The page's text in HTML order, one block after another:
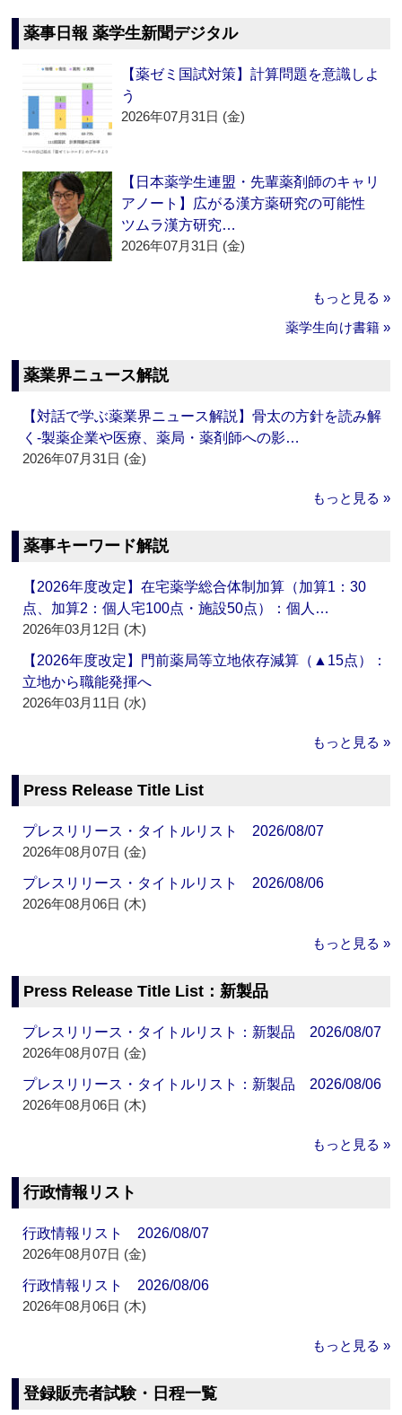
薬事日報 薬学生新聞デジタル
【薬ゼミ国試対策】計算問題を意識しよ
う
2026年07月31日 (金)
【日本薬学生連盟・先輩薬剤師のキャリ
アノート】広がる漢方薬研究の可能性
ツムラ漢方研究…
2026年07月31日 (金)
もっと見る »
薬学生向け書籍 »
薬業界ニュース解説
【対話で学ぶ薬業界ニュース解説】骨太の方針を読み解
く‐製薬企業や医療、薬局・薬剤師への影…
2026年07月31日 (金)
もっと見る »
薬事キーワード解説
【2026年度改定】在宅薬学総合体制加算（加算1：30
点、加算2：個人宅100点・施設50点）：個人…
2026年03月12日 (木)
【2026年度改定】門前薬局等立地依存減算（▲15点）：
立地から職能発揮へ
2026年03月11日 (水)
もっと見る »
Press Release Title List
プレスリリース・タイトルリスト 2026/08/07
2026年08月07日 (金)
プレスリリース・タイトルリスト 2026/08/06
2026年08月06日 (木)
もっと見る »
Press Release Title List：新製品
プレスリリース・タイトルリスト：新製品 2026/08/07
2026年08月07日 (金)
プレスリリース・タイトルリスト：新製品 2026/08/06
2026年08月06日 (木)
もっと見る »
行政情報リスト
行政情報リスト 2026/08/07
2026年08月07日 (金)
行政情報リスト 2026/08/06
2026年08月06日 (木)
もっと見る »
登録販売者試験・日程一覧